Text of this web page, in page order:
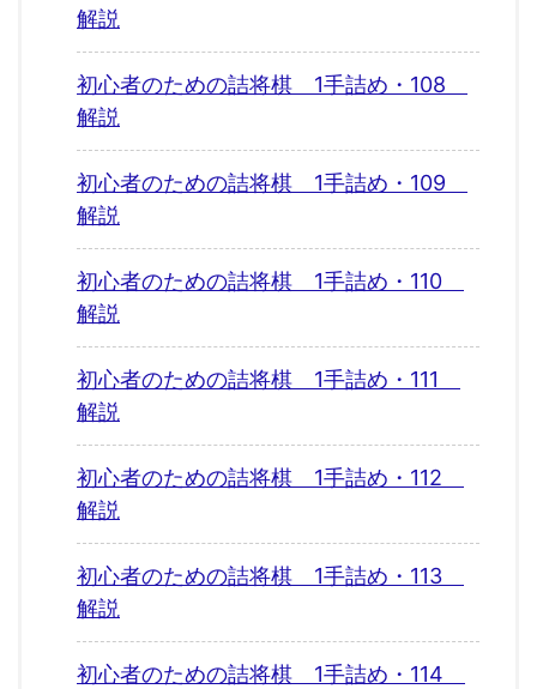
解説
初心者のための詰将棋 1手詰め・108
解説
初心者のための詰将棋 1手詰め・109
解説
初心者のための詰将棋 1手詰め・110
解説
初心者のための詰将棋 1手詰め・111
解説
初心者のための詰将棋 1手詰め・112
解説
初心者のための詰将棋 1手詰め・113
解説
初心者のための詰将棋 1手詰め・114